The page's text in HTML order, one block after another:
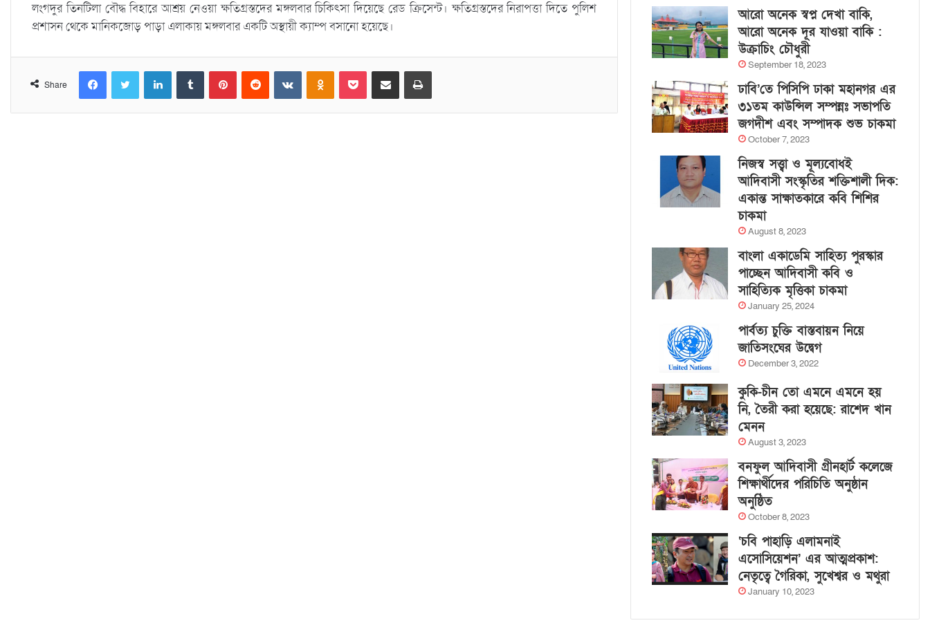
লংগদুর তিনটিলা বৌদ্ধ বিহারে আশ্রয় নেওয়া ক্ষতিগ্রস্তদের মঙ্গলবার চিকিৎসা দিয়েছে রেড ক্রিসেন্ট। ক্ষতিগ্রস্তদের নিরাপত্তা দিতে পুলিশ
প্রশাসন থেকে মানিকজোড় পাড়া এলাকায় মঙ্গলবার একটি অস্থায়ী ক্যাম্প বসানো হয়েছে।
Share
আরো অনেক স্বপ্ন দেখা বাকি,
আরো অনেক দূর যাওয়া বাকি :
উক্রাচিং চৌধুরী
September 18, 2023
ঢাবি’তে পিসিপি ঢাকা মহানগর এর
৩১তম কাউন্সিল সম্পন্নঃ সভাপতি
জগদীশ এবং সম্পাদক শুভ চাকমা
October 7, 2023
নিজস্ব সত্ত্বা ও মূল্যবোধই
আদিবাসী সংস্কৃতির শক্তিশালী দিক:
একান্ত সাক্ষাতকারে কবি শিশির
চাকমা
August 8, 2023
বাংলা একাডেমি সাহিত্য পুরস্কার
পাচ্ছেন আদিবাসী কবি ও
সাহিত্যিক মৃত্তিকা চাকমা
January 25, 2024
পার্বত্য চুক্তি বাস্তবায়ন নিয়ে
জাতিসংঘের উদ্বেগ
December 3, 2022
কুকি-চীন তো এমনে এমনে হয়
নি, তৈরী করা হয়েছে: রাশেদ খান
মেনন
August 3, 2023
বনফুল আদিবাসী গ্রীনহার্ট কলেজে
শিক্ষার্থীদের পরিচিতি অনুষ্ঠান
অনুষ্ঠিত
October 8, 2023
‘চবি পাহাড়ি এলামনাই
এসোসিয়েশন’ এর আত্মপ্রকাশ:
নেতৃত্বে গৈরিকা, সুখেশ্বর ও মথুরা
January 10, 2023